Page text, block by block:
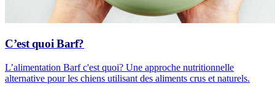
C’est quoi Barf?
L’alimentation Barf c'est quoi? Une approche nutritionnelle
alternative pour les chiens utilisant des aliments crus et naturels.